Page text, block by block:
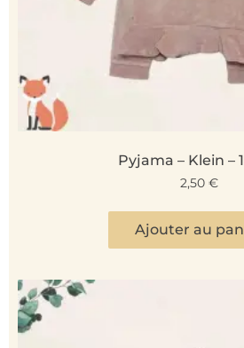
Pyjama – Klein –
2,50 €
Ajouter au